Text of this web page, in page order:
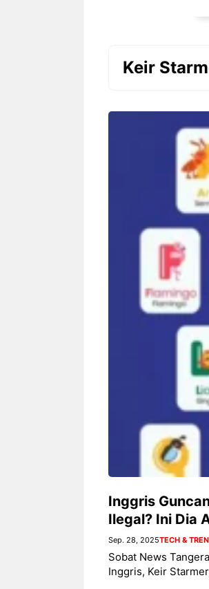
Keir
Inggris
Ilegal? Ini Dia
Sep. 28, 2025TECH &
Sobat News
Inggris, Keir
Siapa sangka, dua nama besar di
dunia hiburan, Nunung Srimulat
dan Vicky Prasetyo, kini merambah
dunia kuliner dengan membuka